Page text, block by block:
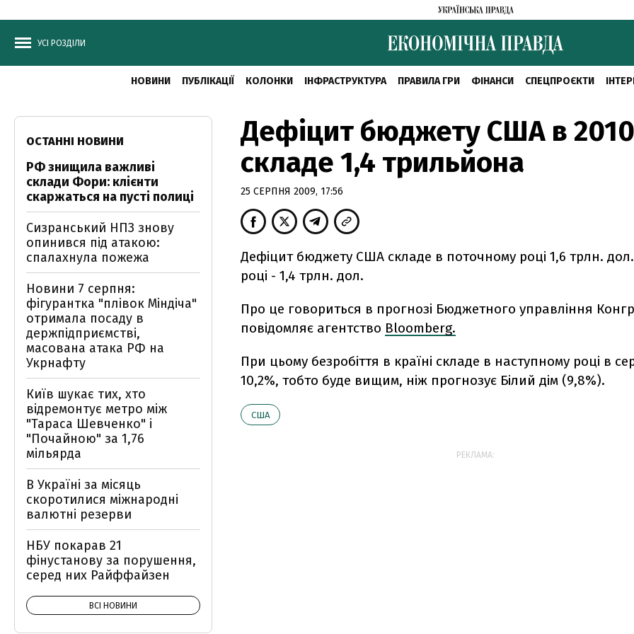
УСІ РОЗДІЛИ
НОВИНИ ПУБЛІКАЦІЇ КОЛОНКИ ІНФРАСТРУКТУРА ПРАВИЛА ГРИ ФІНАНСИ СПЕЦПРОЄКТИ
Дефіцит бюджету США в 2010
складе 1,4 трильйона
25 СЕРПНЯ 2009, 17:56
Дефіцит бюджету США складе в поточному році 1,6 трлн. дол.
році - 1,4 трлн. дол.
Про це говориться в прогнозі Бюджетного управління
повідомляє агентство Bloomberg.
При цьому безробіття в країні складе в наступному році в
10,2%, тобто буде вищим, ніж прогнозує Білий дім (9,8%).
США
РЕКЛАМА:
ОСТАННІ НОВИНИ
РФ знищила важливі
склади Фори: клієнти
скаржаться на пусті полиці
Сизранський НПЗ знову
опинився під атакою:
спалахнула пожежа
Новини 7 серпня:
фігурантка "плівок Міндіча"
отримала посаду в
держпідприємстві,
масована атака РФ на
Укрнафту
Київ шукає тих, хто
відремонтує метро між
"Тараса Шевченко" і
"Почайною" за 1,76
мільярда
В Україні за місяць
скоротилися міжнародні
валютні резерви
НБУ покарав 21
фінустанову за порушення,
серед них Райффайзен
ВСІ НОВИНИ